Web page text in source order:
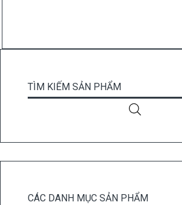
TÌM KIẾM SẢN PHẨM
CÁC DANH MỤC SẢN PHẨM